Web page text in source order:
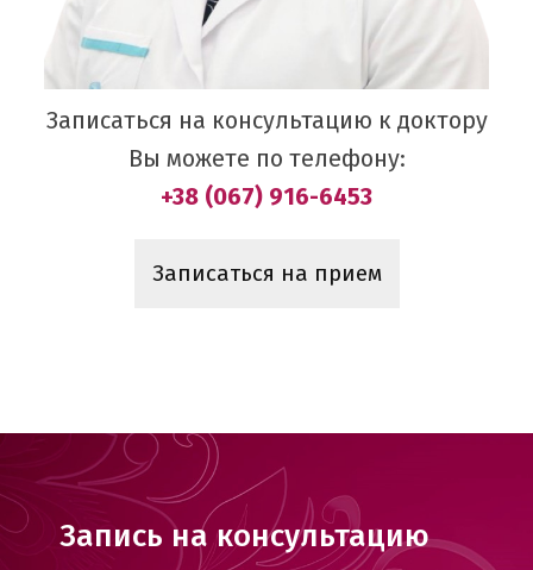
Записаться на консультацию к доктору
Вы можете по телефону:
+38 (067) 916-6453
Записаться на прием
Запись на консультацию